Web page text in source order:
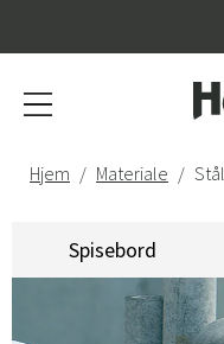
Hjem Materiale
Spisebord